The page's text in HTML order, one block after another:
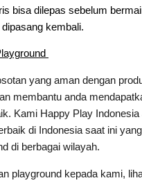
bisa dilepas sebelum
kembali.
yang aman dengan
membantu anda
Kami Happy Play Indonesia
di Indonesia saat ini
di berbagai wilayah.
playground kepada kami,